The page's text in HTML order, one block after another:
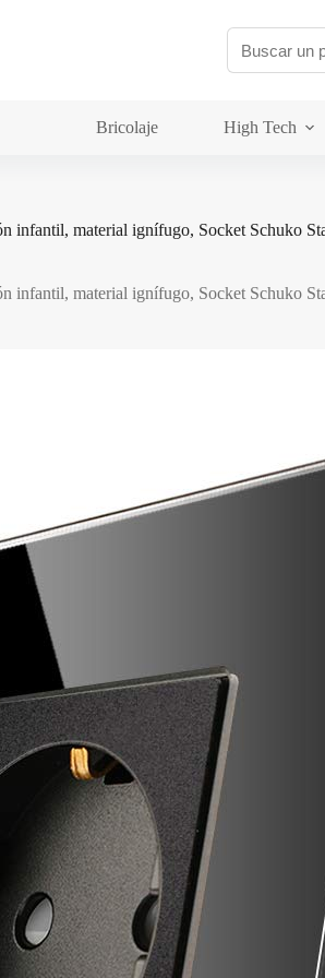
Bricolaje High Tech
material ignífugo, Socket Schuko
material ignífugo, Socket Schuko